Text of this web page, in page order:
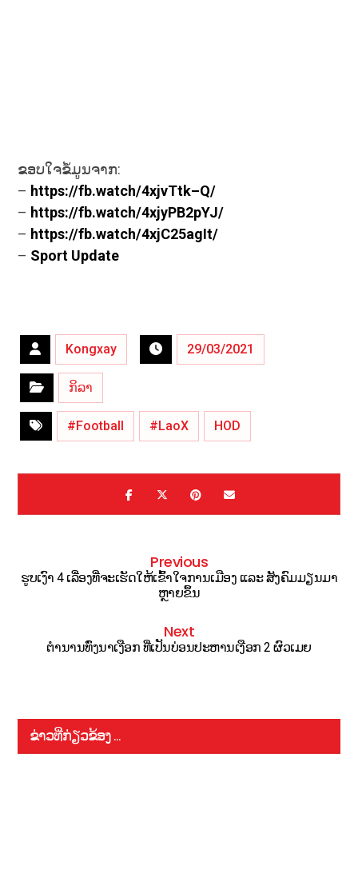
ຂອບໃຈຂໍ້ມູນຈາກ:
– https://fb.watch/4xjvTtk–Q/
– https://fb.watch/4xjyPB2pYJ/
– https://fb.watch/4xjC25agIt/
– Sport Update
Kongxay 29/03/2021
ກິລາ
#Football #LaoX HOD
Previous
ຮູບເງົາ 4 ເລື່ອງທີ່ຈະເຮັດໃຫ້ເຂົ້າໃຈການເມືອງ ແລະ ສັງຄົມມຽນມາ
ຫຼາຍຂຶ້ນ
Next
ຕຳນານທົ່ງນາເງືອກ ທີ່ເປັນບ່ອນປະຫານເງືອກ 2 ຜົວເມຍ
ຂ່າວທີ່ກ່ຽວຂ້ອງ ...